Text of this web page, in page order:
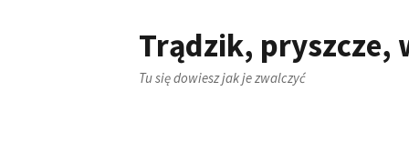
Trądzik,
Tu się dowiesz jak je zwalczyć